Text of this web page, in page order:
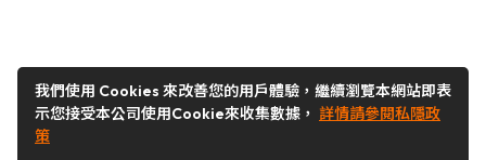
我們使用 Cookies 來改善您的用戶體驗，繼續瀏覽本網站即表
示您接受本公司使用Cookie來收集數據， 詳情請參閱私隱政
策